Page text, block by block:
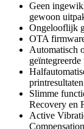
Geen
gewoon
Ongelooflijk
OTA
Automatisch
printresultaten
Slimme
Recovery en
Active